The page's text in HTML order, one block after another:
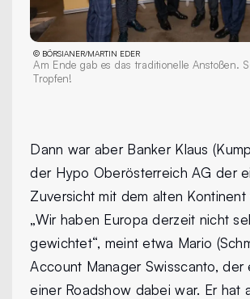
© BÖRSIANER/MARTIN EDER
Am Ende gab es das traditionelle Anstoßen.
Tropfen!
Dann war aber Banker Klaus
der Hypo Oberösterreich AG der
Zuversicht mit dem alten Kontinent
„Wir haben Europa derzeit nicht
gewichtet“, meint etwa Mario
Account Manager Swisscanto, der
einer Roadshow dabei war. Er hat